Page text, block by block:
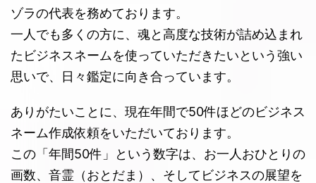
ゾラの代表を務めております。
一人でも多くの方に、魂と高度な技術が詰め込まれ
たビジネスネームを使っていただきたいという強い
思いで、日々鑑定に向き合っています。
ありがたいことに、現在年間で50件ほどのビジネス
ネーム作成依頼をいただいております。
この「年間50件」という数字は、お一人おひとりの
画数、音霊（おとだま）、そしてビジネスの展望を